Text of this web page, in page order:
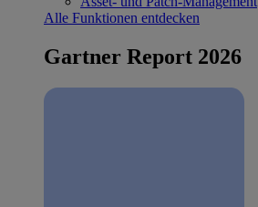
Alle Funktionen entdecken
Gartner Report 2026